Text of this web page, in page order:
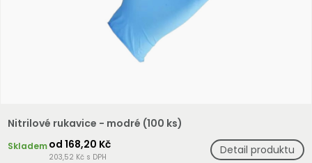
Nitrilové rukavice - modré (100 ks)
Sklademod 168,20 Kč
203,52 Kč s DPH
Detail produktu